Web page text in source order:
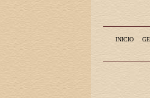
INICIO